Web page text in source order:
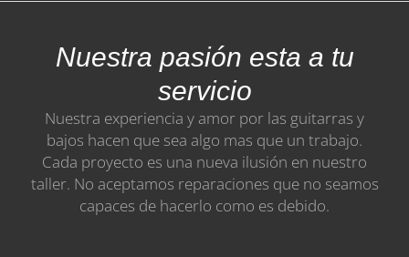
Nuestra pasión esta a tu
servicio
Nuestra experiencia y amor por las guitarras y
bajos hacen que sea algo mas que un trabajo.
Cada proyecto es una nueva ilusión en nuestro
taller. No aceptamos reparaciones que no seamos
capaces de hacerlo como es debido.